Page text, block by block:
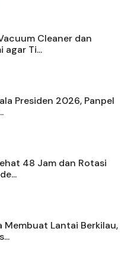
Cleaner dan
agar Ti...
Presiden 2026, Panpel
48 Jam dan Rotasi
Membuat Lantai Berkilau,